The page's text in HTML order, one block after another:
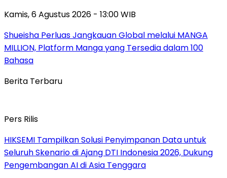
Kamis, 6 Agustus 2026 - 13:00 WIB
Shueisha Perluas Jangkauan Global melalui MANGA
MILLION, Platform Manga yang Tersedia dalam 100
Bahasa
Berita Terbaru
Pers Rilis
HIKSEMI Tampilkan Solusi Penyimpanan Data untuk
Seluruh Skenario di Ajang DTI Indonesia 2026, Dukung
Pengembangan AI di Asia Tenggara